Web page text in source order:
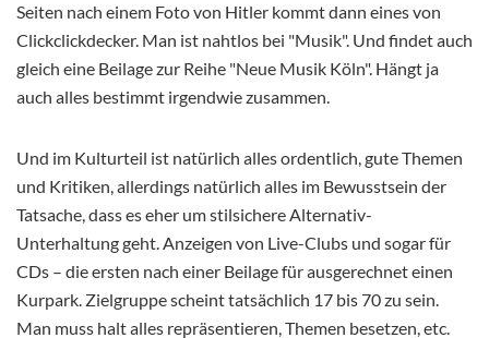
Seiten nach einem Foto von Hitler kommt dann eines von
Clickclickdecker. Man ist nahtlos bei "Musik". Und findet auch
gleich eine Beilage zur Reihe "Neue Musik Köln". Hängt ja
auch alles bestimmt irgendwie zusammen.
Und im Kulturteil ist natürlich alles ordentlich, gute Themen
und Kritiken, allerdings natürlich alles im Bewusstsein der
Tatsache, dass es eher um stilsichere Alternativ-
Unterhaltung geht. Anzeigen von Live-Clubs und sogar für
CDs – die ersten nach einer Beilage für ausgerechnet einen
Kurpark. Zielgruppe scheint tatsächlich 17 bis 70 zu sein.
Man muss halt alles repräsentieren, Themen besetzen, etc.